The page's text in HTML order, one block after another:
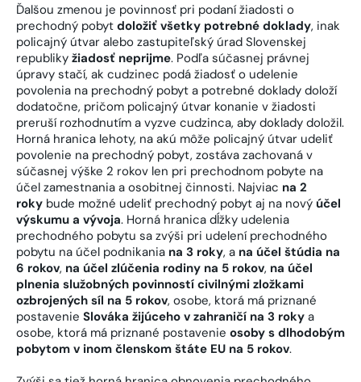
Ďalšou zmenou je povinnosť pri podaní žiadosti o
prechodný pobyt doložiť všetky potrebné doklady, inak
policajný útvar alebo zastupiteľský úrad Slovenskej
republiky žiadosť neprijme. Podľa súčasnej právnej
úpravy stačí, ak cudzinec podá žiadosť o udelenie
povolenia na prechodný pobyt a potrebné doklady doloží
dodatočne, pričom policajný útvar konanie v žiadosti
preruší rozhodnutím a vyzve cudzinca, aby doklady doložil.
Horná hranica lehoty, na akú môže policajný útvar udeliť
povolenie na prechodný pobyt, zostáva zachovaná v
súčasnej výške 2 rokov len pri prechodnom pobyte na
účel zamestnania a osobitnej činnosti. Najviac na 2
roky bude možné udeliť prechodný pobyt aj na nový účel
výskumu a vývoja. Horná hranica dĺžky udelenia
prechodného pobytu sa zvýši pri udelení prechodného
pobytu na účel podnikania na 3 roky, a na účel štúdia na
6 rokov, na účel zlúčenia rodiny na 5 rokov, na účel
plnenia služobných povinností civilnými zložkami
ozbrojených síl na 5 rokov, osobe, ktorá má priznané
postavenie Slováka žijúceho v zahraničí na 3 roky a
osobe, ktorá má priznané postavenie osoby s dlhodobým
pobytom v inom členskom štáte EU na 5 rokov.